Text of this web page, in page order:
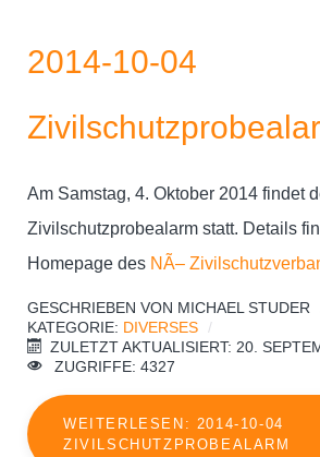
2014-10-04
Am Samstag, 4. Oktober 2014 findet
Zivilschutzprobealarm statt. Details
Homepage des NÃ–
GESCHRIEBEN VON MICHAEL STUDER
KATEGORIE: DIVERSES
ZULETZT AKTUALISIERT: 20.
ZUGRIFFE: 4327
WEITERLESEN: 2014-10-04
ZIVILSCHUTZPROBEALARM